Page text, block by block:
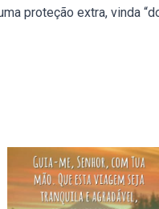
proteção extra, vinda